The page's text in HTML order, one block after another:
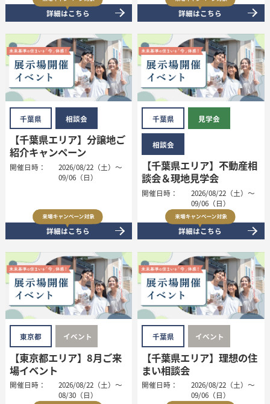
詳細はこちら 詳細はこちら
千葉県 相談会
【千葉県エリア】分譲地ご
紹介キャンペーン
開催日時：
2026/08/22（土）～
09/06（日）
詳細はこちら
千葉県 見学会
相談会
【千葉県エリア】不動産相
談会＆現地見学会
開催日時：
2026/08/22（土）～
09/06（日）
詳細はこちら
東京都 イベント
【東京都エリア】8月ご来
場イベント
開催日時：
2026/08/22（土）～
08/30（日）
千葉県 イベント
【千葉県エリア】理想の住
まい相談会
開催日時：
2026/08/22（土）～
09/06（日）